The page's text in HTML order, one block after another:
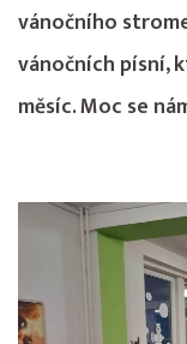
vánočního
vánočních písní,
měsíc. Moc se